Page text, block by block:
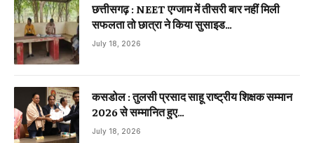
छत्तीसगढ़ : NEET एग्जाम में तीसरी बार नहीं मिली
सफलता तो छात्रा ने किया सुसाइड…
July 18, 2026
कसडोल : तुलसी प्रसाद साहू राष्ट्रीय शिक्षक सम्मान
2026 से सम्मानित हुए…
July 18, 2026